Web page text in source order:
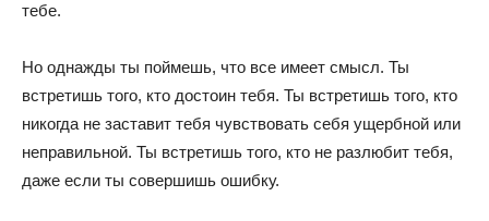
тебе.
Но однажды ты поймешь, что все имеет смысл. Ты
встретишь того, кто достоин тебя. Ты встретишь того, кто
никогда не заставит тебя чувствовать себя ущербной или
неправильной. Ты встретишь того, кто не разлюбит тебя,
даже если ты совершишь ошибку.